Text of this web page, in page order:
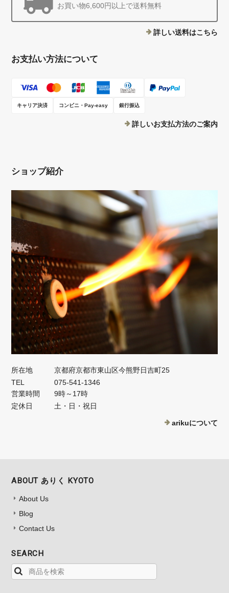
お買い物6,600円以上で送料無料
詳しい送料はこちら
お支払い方法について
キャリア決済 コンビニ・Pay-easy 銀行振込
詳しいお支払方法のご案内
ショップ紹介
所在地
京都府京都市東山区今熊野日吉町25
TEL
075-541-1346
営業時間
9時～17時
定休日
土・日・祝日
arikuについて
ABOUT ありく KYOTO
About Us
Blog
Contact Us
SEARCH